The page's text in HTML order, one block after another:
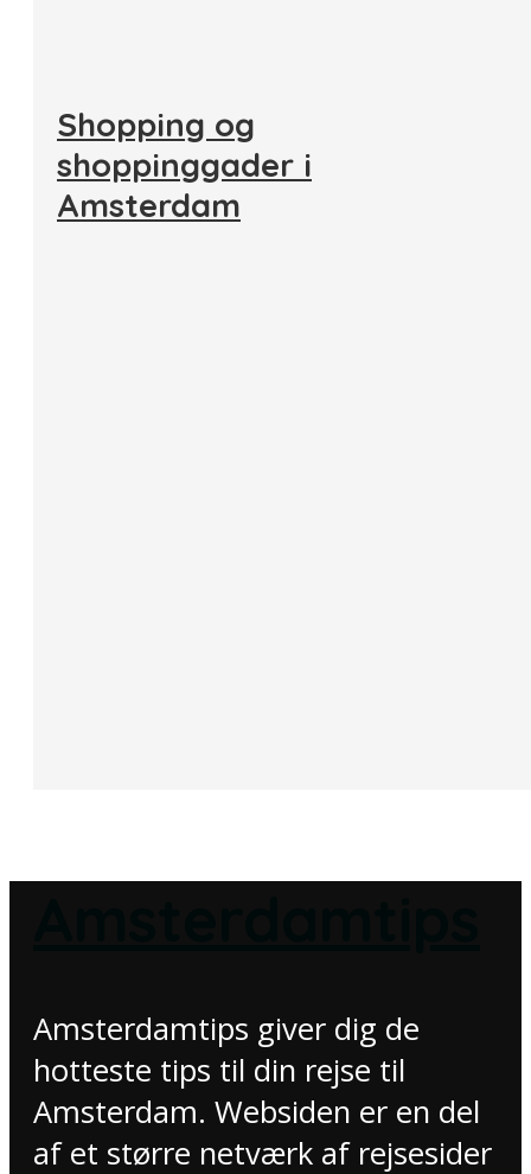
Shopping og
shoppinggader i
Amsterdam
Amsterdamtips giver dig de
hotteste tips til din rejse til
Amsterdam. Websiden er en del
af et større netværk af rejsesider